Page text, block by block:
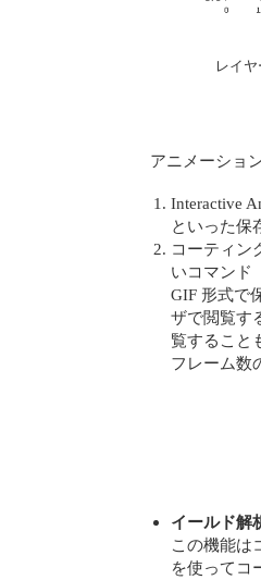
レイヤ
アニメーショ
Interactive
といった保
コーティン
いコマンド
GIF 形式で
ザで閲覧す
覧すること
フレーム数
イールド解
この機能は
を使ってコ